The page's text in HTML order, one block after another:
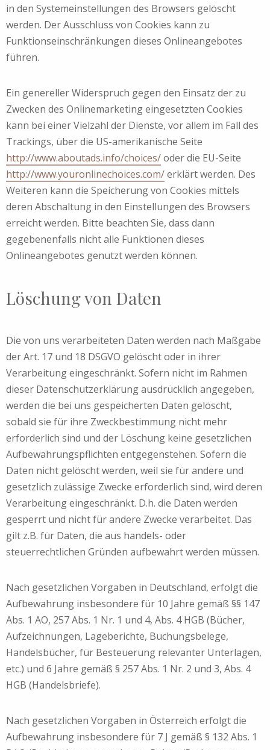
in den Systemeinstellungen des Browsers gelöscht
werden. Der Ausschluss von Cookies kann zu
Funktionseinschränkungen dieses Onlineangebotes
führen.
Ein genereller Widerspruch gegen den Einsatz der zu
Zwecken des Onlinemarketing eingesetzten Cookies
kann bei einer Vielzahl der Dienste, vor allem im Fall des
Trackings, über die US-amerikanische Seite
http://www.aboutads.info/choices/oder die EU-Seite
http://www.youronlinechoices.com/erklärt werden. Des
Weiteren kann die Speicherung von Cookies mittels
deren Abschaltung in den Einstellungen des Browsers
erreicht werden. Bitte beachten Sie, dass dann
gegebenenfalls nicht alle Funktionen dieses
Onlineangebotes genutzt werden können.
Löschung von Daten
Die von uns verarbeiteten Daten werden nach Maßgabe
der Art. 17 und 18 DSGVO gelöscht oder in ihrer
Verarbeitung eingeschränkt. Sofern nicht im Rahmen
dieser Datenschutzerklärung ausdrücklich angegeben,
werden die bei uns gespeicherten Daten gelöscht,
sobald sie für ihre Zweckbestimmung nicht mehr
erforderlich sind und der Löschung keine gesetzlichen
Aufbewahrungspflichten entgegenstehen. Sofern die
Daten nicht gelöscht werden, weil sie für andere und
gesetzlich zulässige Zwecke erforderlich sind, wird deren
Verarbeitung eingeschränkt. D.h. die Daten werden
gesperrt und nicht für andere Zwecke verarbeitet. Das
gilt z.B. für Daten, die aus handels- oder
steuerrechtlichen Gründen aufbewahrt werden müssen.
Nach gesetzlichen Vorgaben in Deutschland, erfolgt die
Aufbewahrung insbesondere für 10 Jahre gemäß §§ 147
Abs. 1 AO, 257 Abs. 1 Nr. 1 und 4, Abs. 4 HGB (Bücher,
Aufzeichnungen, Lageberichte, Buchungsbelege,
Handelsbücher, für Besteuerung relevanter Unterlagen,
etc.) und 6 Jahre gemäß § 257 Abs. 1 Nr. 2 und 3, Abs. 4
HGB (Handelsbriefe).
Nach gesetzlichen Vorgaben in Österreich erfolgt die
Aufbewahrung insbesondere für 7 J gemäß § 132 Abs. 1